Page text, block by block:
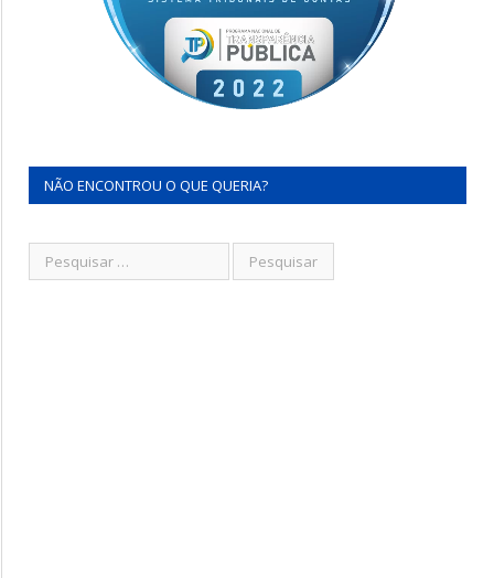
NÃO ENCONTROU O QUE QUERIA?